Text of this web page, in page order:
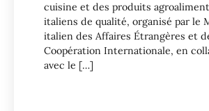
cuisine et des produits
italiens de qualité, organisé par le
italien des Affaires Étrangères et
Coopération Internationale, en
avec le […]